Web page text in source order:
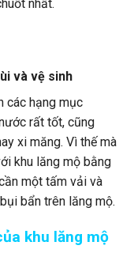
nhất.
và vệ sinh
các hạng mục
rất tốt, cũng
xi măng. Vì thế mà
khu lăng mộ bằng
một tấm vải và
bẩn trên lăng mộ.
khu lăng mộ